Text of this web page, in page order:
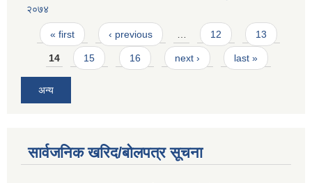
२०७४
Pages
« first ‹ previous 12 13
14 15 16 next › last »
अन्य
सार्वजनिक खरिद/बोलपत्र सूचना